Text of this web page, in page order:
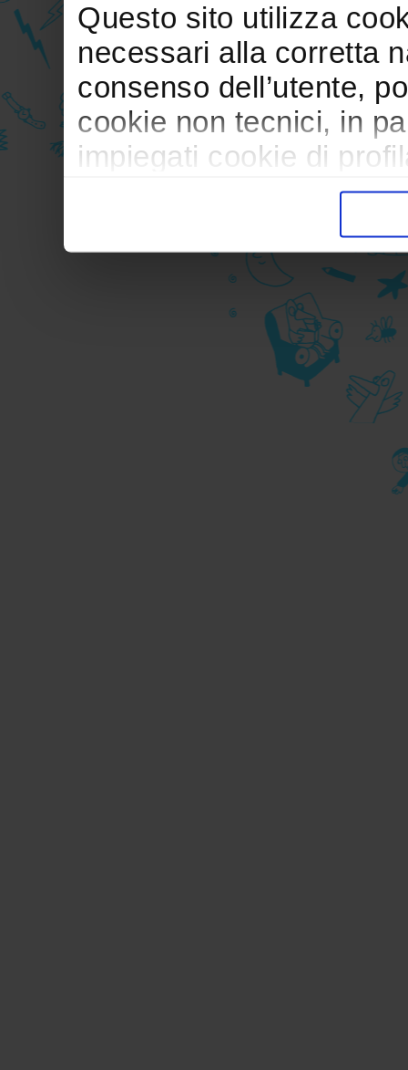
Questo sito utilizza
necessari alla corretta
consenso dell’utente,
cookie non tecnici, in
impiegati cookie di
trasferimento verso
durante la navigazione.
Per maggiori dettagli
durante la
privacy sui cookie, ti
informativa cookie
Chiudendo il banner
senza alcuna
cookie tecnici.